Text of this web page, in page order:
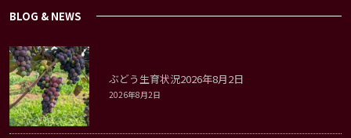
BLOG & NEWS
ぶどう生育状況2026年8月2日
2026年8月2日